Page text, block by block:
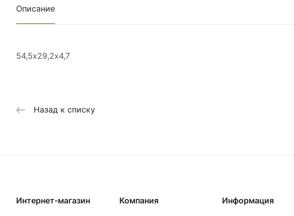
Описание
54,5х29,2х4,7
Назад к списку
Интернет-магазин Компания Информация